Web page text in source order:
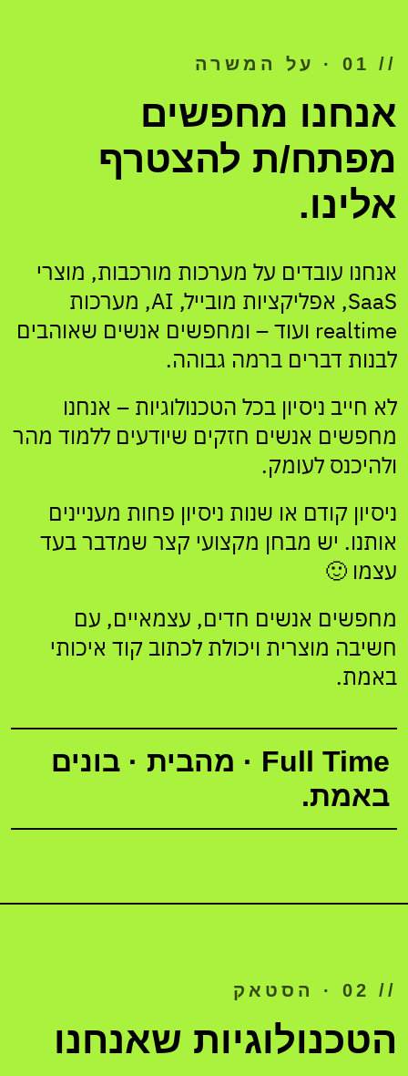
// 01 · על המשרה
אנחנו מחפשים
מפתח/ת להצטרף
אלינו.
אנחנו עובדים על מערכות מורכבות, מוצרי
SaaS, אפליקציות מובייל, AI, מערכות
realtime ועוד – ומחפשים אנשים שאוהבים
לבנות דברים ברמה גבוהה.
לא חייב ניסיון בכל הטכנולוגיות – אנחנו
מחפשים אנשים חזקים שיודעים ללמוד מהר
ולהיכנס לעומק.
ניסיון קודם או שנות ניסיון פחות מעניינים
אותנו. יש מבחן מקצועי קצר שמדבר בעד
עצמו 🙂
מחפשים אנשים חדים, עצמאיים, עם
חשיבה מוצרית ויכולת לכתוב קוד איכותי
באמת.
Full Time · מהבית · בונים
באמת.
// 02 · הסטאק
הטכנולוגיות שאנחנו